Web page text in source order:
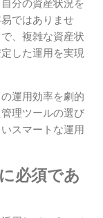
分の資産状況を
ではありませ
、複雑な資産状
した運用を実現
運用効率を劇的
理ツールの選び
スマートな運用
必須であ